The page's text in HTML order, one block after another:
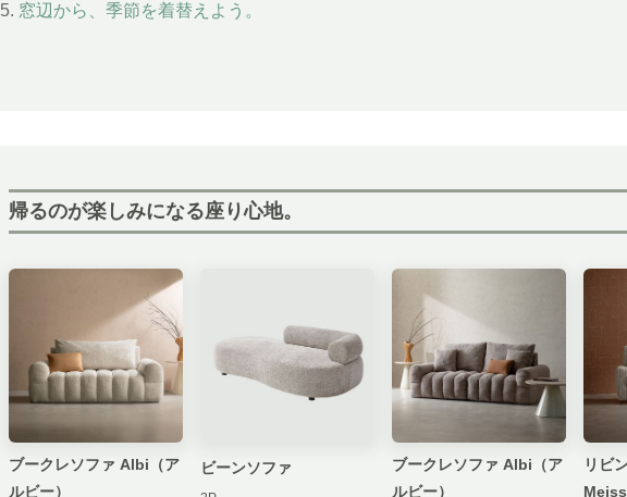
5. 窓辺から、季節を着替えよう。
帰るのが楽しみになる座り心地。
ブークレソファ Albi（ア
ルビー）
ビーンソファ
ブークレソファ Albi（ア
ルビー）
リビ